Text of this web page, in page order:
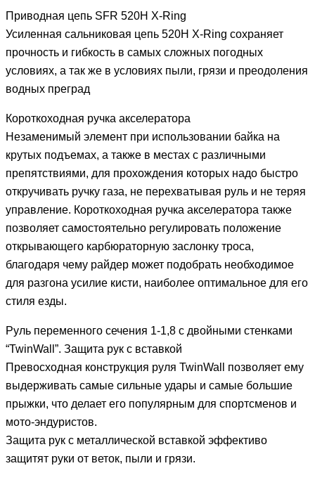
Приводная цепь SFR 520H X-Ring
Усиленная сальниковая цепь 520H X-Ring сохраняет
прочность и гибкость в самых сложных погодных
условиях, а так же в условиях пыли, грязи и преодоления
водных преград
Короткоходная ручка акселератора
Незаменимый элемент при использовании байка на
крутых подъемах, а также в местах с различными
препятствиями, для прохождения которых надо быстро
откручивать ручку газа, не перехватывая руль и не теряя
управление. Короткоходная ручка акселератора также
позволяет самостоятельно регулировать положение
открывающего карбюраторную заслонку троса,
благодаря чему райдер может подобрать необходимое
для разгона усилие кисти, наиболее оптимальное для его
стиля езды.
Руль переменного сечения 1-1,8 с двойными стенками
“TwinWall”. Защита рук с вставкой
Превосходная конструкция руля TwinWall позволяет ему
выдерживать самые сильные удары и самые большие
прыжки, что делает его популярным для спортсменов и
мото-эндуристов.
Защита рук с металлической вставкой эффективо
защитят руки от веток, пыли и грязи.